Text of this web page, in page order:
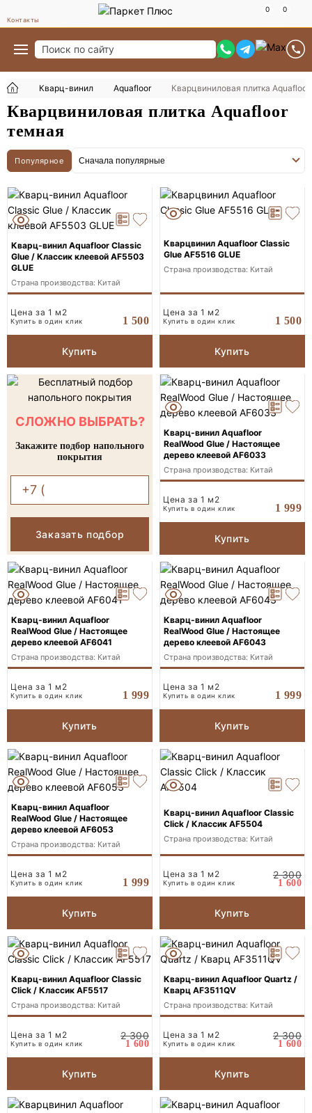
Контакты
Кварц-винил Aquafloor Кварцвиниловая плитка
Кварцвиниловая плитка Aquafloor
темная
Популярное
Кварц-винил Aquafloor Classic
Glue / Классик клеевой AF5503
GLUE
Страна производства: Китай
Цена за 1 м2
Купить в один клик 1 500
Купить
Кварцвинил Aquafloor Classic
Glue AF5516 GLUE
Страна производства: Китай
Цена за 1 м2
Купить в один клик 1 500
Купить
СЛОЖНО ВЫБРАТЬ?
Закажите подбор напольного
покрытия
Заказать подбор
Кварц-винил Aquafloor
RealWood Glue / Настоящее
дерево клеевой AF6033
Страна производства: Китай
Цена за 1 м2
Купить в один клик 1 999
Купить
Кварц-винил Aquafloor
RealWood Glue / Настоящее
дерево клеевой AF6041
Страна производства: Китай
Цена за 1 м2
Купить в один клик 1 999
Купить
Кварц-винил Aquafloor
RealWood Glue / Настоящее
дерево клеевой AF6043
Страна производства: Китай
Цена за 1 м2
Купить в один клик 1 999
Купить
Кварц-винил Aquafloor
RealWood Glue / Настоящее
дерево клеевой AF6053
Страна производства: Китай
Цена за 1 м2
Купить в один клик 1 999
Купить
Кварц-винил Aquafloor Classic
Click / Классик AF5504
Страна производства: Китай
Цена за 1 м2
Купить в один клик
2 300
1 600
Купить
Кварц-винил Aquafloor Classic
Click / Классик AF5517
Страна производства: Китай
Цена за 1 м2
Купить в один клик
2 300
1 600
Купить
Кварц-винил Aquafloor Quartz /
Кварц AF3511QV
Страна производства: Китай
Цена за 1 м2
Купить в один клик
2 300
1 600
Купить